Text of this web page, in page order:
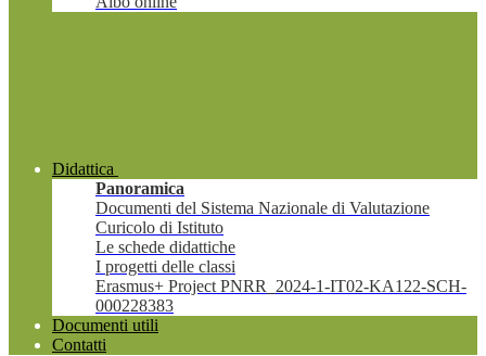
Didattica
Panoramica
Documenti del Sistema Nazionale di Valutazione
Curicolo di Istituto
Le schede didattiche
I progetti delle classi
Erasmus+ Project PNRR_2024-1-IT02-KA122-SCH-
000228383
Documenti utili
Contatti